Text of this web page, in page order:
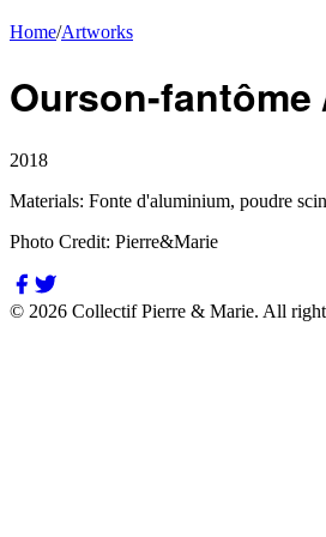
Home/Artworks
Ourson-
2018
Materials: Fonte d'aluminium, poudre
Photo Credit: Pierre&Marie
© 2026 Collectif Pierre & Marie. All